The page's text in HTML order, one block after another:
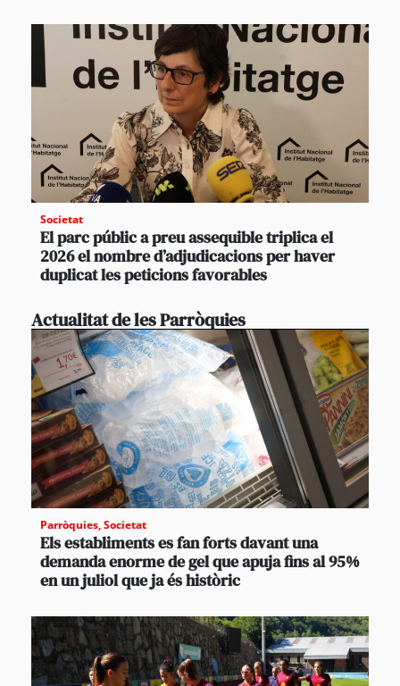
Societat
El parc públic a preu assequible triplica el
2026 el nombre d’adjudicacions per haver
duplicat les peticions favorables
Actualitat de les Parròquies
Parròquies,Societat
Els establiments es fan forts davant una
demanda enorme de gel que apuja fins al 95%
en un juliol que ja és històric